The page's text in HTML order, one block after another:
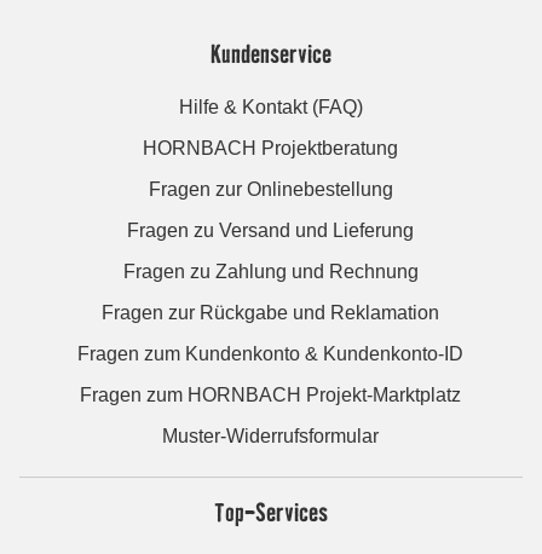
Kundenservice
Hilfe & Kontakt (FAQ)
HORNBACH Projektberatung
Fragen zur Onlinebestellung
Fragen zu Versand und Lieferung
Fragen zu Zahlung und Rechnung
Fragen zur Rückgabe und Reklamation
Fragen zum Kundenkonto & Kundenkonto-ID
Fragen zum HORNBACH Projekt-Marktplatz
Muster-Widerrufsformular
Top-Services